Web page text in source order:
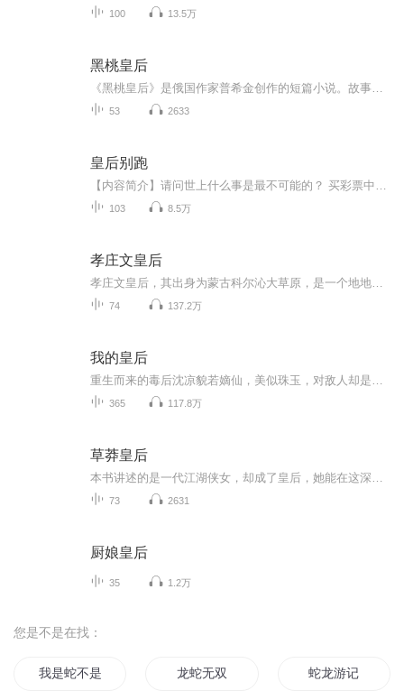
100 13.5万
黑桃皇后
53 2633
皇后别跑
103 8.5万
孝庄文皇后
74 137.2万
我的皇后
365 117.8万
草莽皇后
73 2631
厨娘皇后
35 1.2万
您是不是在找：
我是蛇不是妖 龙蛇无双 蛇龙游记